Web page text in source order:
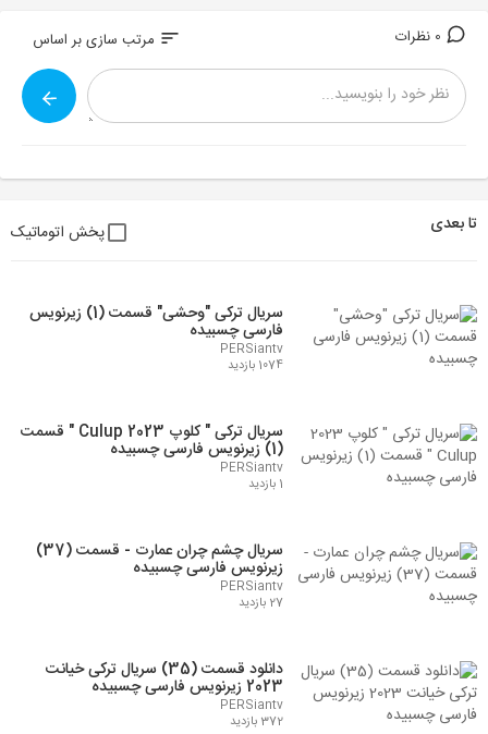
او در ویدیویی زیر
گفت : " انگار حق با شما بود و فقط من بودم که چشمم نمیدیده و متوجه
نبودم "
پ.ن : گویا زیادی اعتماد داشته . . . تازه چشمش باز شده
sort مرتب سازی بر اساس
تا بعدی پخش اتوماتیک
سریال ترکی "وحشی" قسمت (1) زیرنویس
فارسی چسبیده
PERSiantv
1074 بازدید
سریال ترکی " کلوپ 2023 Culup " قسمت
(1) زیرنویس فارسی چسبیده
PERSiantv
1 بازدید
سریال چشم چران عمارت - قسمت (37)
زیرنویس فارسی چسبیده
PERSiantv
27 بازدید
دانلود قسمت (35) سریال ترکی خیانت
2023 زیرنویس فارسی چسبیده
PERSiantv
372 بازدید